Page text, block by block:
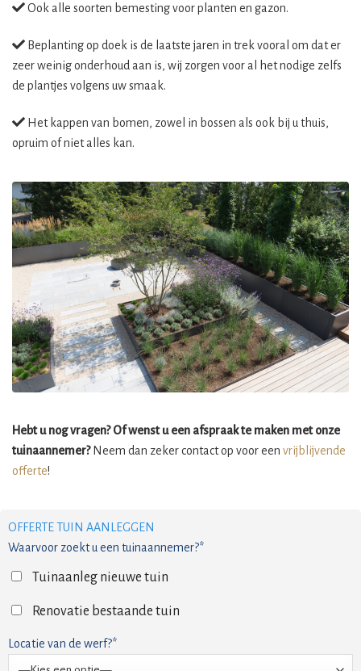
Ook alle soorten bemesting voor planten en gazon.
Beplanting op doek is de laatste jaren in trek vooral om dat er
zeer weinig onderhoud aan is, wij zorgen voor al het nodige zelfs
de plantjes volgens uw smaak.
Het kappen van bomen, zowel in bossen als ook bij u thuis,
opruim of niet alles kan.
Hebt u nog vragen? Of wenst u een afspraak te maken met onze
tuinaannemer?Neem dan zeker contact op voor een vrijblijvende
offerte!
OFFERTE TUIN AANLEGGEN
Waarvoor zoekt u een tuinaannemer?*
Tuinaanleg nieuwe tuin
Renovatie bestaande tuin
Locatie van de werf?*